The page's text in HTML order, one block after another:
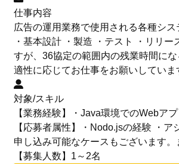
仕事内容
広告の運用業務で使用される各種シス
・基本設計 ・製造 ・テスト ・リリ
すが、36協定の範囲内の残業時間に
適性に応じてお仕事をお願いしてい
対象/スキル
【業務経験】・Java環境でのWebア
【応募者属性】・Nodo.jsの経験 ・
申し込み可能なケースもございます。
【募集人数】1～2名